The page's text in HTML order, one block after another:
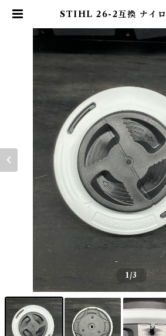
STIHL 26-2互換 ナイロ
1/3